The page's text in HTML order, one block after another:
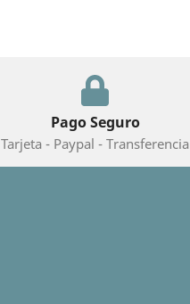
Pago Seguro
Tarjeta - Paypal - Transferencia